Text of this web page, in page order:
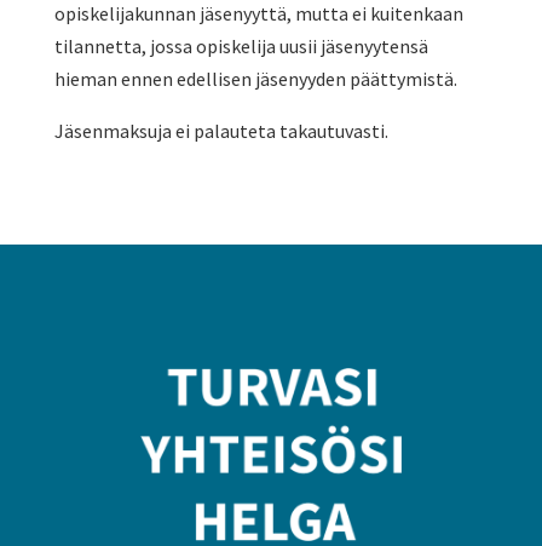
opiskelijakunnan jäsenyyttä, mutta ei kuitenkaan
tilannetta, jossa opiskelija uusii jäsenyytensä
hieman ennen edellisen jäsenyyden päättymistä.
Jäsenmaksuja ei palauteta takautuvasti.